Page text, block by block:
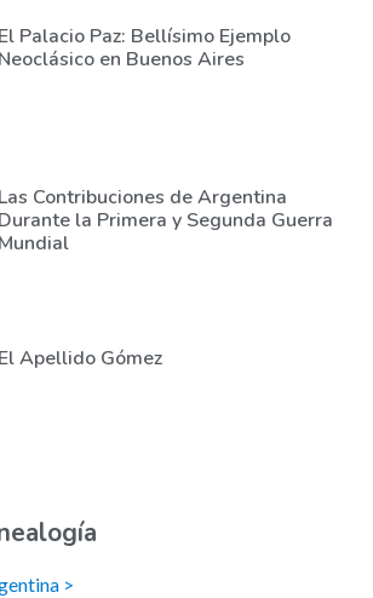
El Palacio Paz: Bellísimo Ejemplo
Neoclásico en Buenos Aires
Las Contribuciones de Argentina
Durante la Primera y Segunda Guerra
Mundial
El Apellido Gómez
>